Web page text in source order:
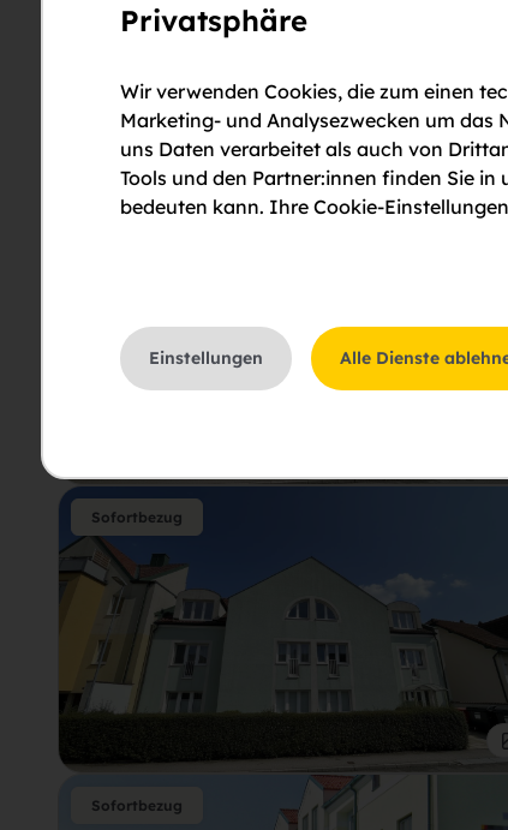
Sofortbezug
Sofortbezug
Privatsphäre
Wir verwenden Cookies, die zum einen
Marketing- und Analysezwecken um das
uns Daten verarbeitet als auch von
Tools und den Partner:innen finden Sie
bedeuten kann. Ihre Cookie-
Einstellungen Alle Dienste